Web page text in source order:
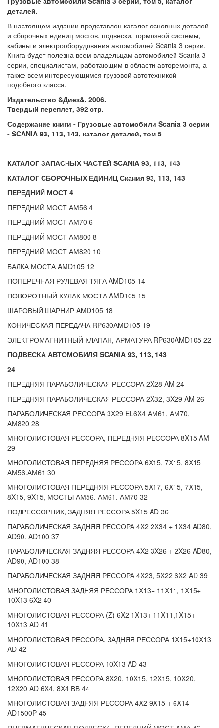
деталей.
В настоящем издании представлен каталог основных деталей
и сборочных единиц мостов, подвески, тормозной системы,
кабины и электрооборудования автомобилей Scania 3 серии.
Книга будет полезна всем владельцам автомобилей Scania 3
серии, специалистам, работающим в области авторемонта, а
также всем интересующимся грузовой автотехникой
подобного класса.
Издательство &Диез&. 2006.
Твердый переплет, 392 стр.
Содержание книги - Грузовые автомобили Scania 3 серии
- SCANIA 93, 113, 143, каталог деталей, том 5
КАТАЛОГ ЗАПАСНЫХ ЧАСТЕЙ SCANIA 93, 113, 143
КАТАЛОГ СБОРОЧНЫХ ЕДИНИЦ Скания 93, 113, 143
ПЕРЕДНИЙ МОСТ 4
ПЕРЕДНИЙ МОСТ АМ56 4
ПЕРЕДНИЙ МОСТ АМ70 6
ПЕРЕДНИЙ МОСТ АМ800 8
ПЕРЕДНИЙ МОСТ АМ820 10
БАЛКА МОСТА AMD105 12
ПОПЕРЕЧНАЯ РУЛЕВАЯ ТЯГА AMD105 14
ПОВОРОТНЫЙ КУЛАК МОСТА AMD105 15
ШАРОВЫЙ ШАРНИР AMD105 18
КОНИЧЕСКАЯ ПЕРЕДАЧА RP630AMD105 19
ЭЛЕКТРОМАГНИТНЫЙ КЛАПАН, АРМАТУРА RP630AMD105 22
ПОДВЕСКА АВТОМОБИЛЯ SCANIA 93, 113, 143
24
ПЕРЕДНЯЯ ПАРАБОЛИЧЕСКАЯ РЕССОРА 2X28 AM 24
ПЕРЕДНЯЯ ПАРАБОЛИЧЕСКАЯ РЕССОРА 2X32, 3X29 AM 26
ПАРАБОЛИЧЕСКАЯ РЕССОРА 3X29 EL6X4 АМ61, АМ70,
АМ820 28
МНОГОЛИСТОВАЯ РЕССОРА, ПЕРЕДНЯЯ РЕССОРА 8X15 AM
29
МНОГОЛИСТОВАЯ ПЕРЕДНЯЯ РЕССОРА 6X15, 7X15, 8X15
АМ56.АМ61 30
МНОГОЛИСТОВАЯ ПЕРЕДНЯЯ РЕССОРА 5X17, 6X15, 7X15,
8X15, 9X15, МОСТЫ АМ56. АМ61. АМ70 32
ПОДРЕССОРНИК, ЗАДНЯЯ РЕССОРА 5X15 AD 36
ПАРАБОЛИЧЕСКАЯ ЗАДНЯЯ РЕССОРА 4X2 2X34 + 1X34 AD80,
AD90. AD100 37
ПАРАБОЛИЧЕСКАЯ ЗАДНЯЯ РЕССОРА 4X2 3X26 + 2X26 AD80,
AD90, AD100 38
ПАРАБОЛИЧЕСКАЯ ЗАДНЯЯ РЕССОРА 4X23, 5X22 6X2 AD 39
МНОГОЛИСТОВАЯ ЗАДНЯЯ РЕССОРА 1X13+ 11X11, 1X15+
10X13 6X2 40
МНОГОЛИСТОВАЯ РЕССОРА (Z) 6X2 1X13+ 11X11,1X15+
10X13 AD 41
МНОГОЛИСТОВАЯ РЕССОРА, ЗАДНЯЯ РЕССОРА 1X15+10X13
AD 42
МНОГОЛИСТОВАЯ РЕССОРА 10X13 AD 43
МНОГОЛИСТОВАЯ РЕССОРА 8X20, 10X15, 12X15, 10X20,
12X20 AD 6X4, 8X4 ВВ 44
МНОГОЛИСТОВАЯ ЗАДНЯЯ РЕССОРА 4X2 9X15 + 6X14
AD1500P 45